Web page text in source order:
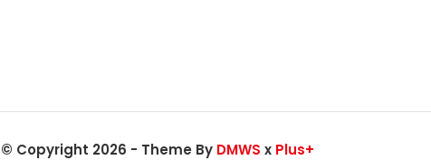
© Copyright 2026 - Theme By DMWS x Plus+